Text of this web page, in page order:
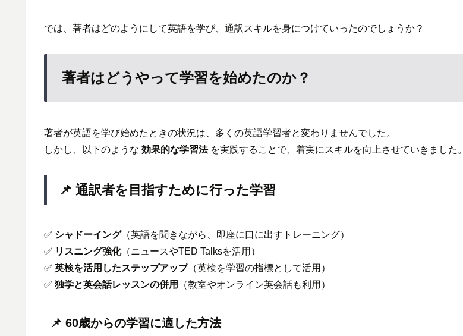
では、著者はどのようにして英語を学び、通訳スキルを身につけていったのでしょうか？
著者はどうやって学習を始めたのか？
著者が英語を学び始めたときの状況は、多くの英語学習者と変わりませんでした。
しかし、以下のような 効果的な学習法を実践することで、着実にスキルを向上させていきました。
📌 通訳者を目指すために行った学習
✅ シャドーイング（英語を聞きながら、即座に口に出すトレーニング）
✅ リスニング強化（ニュースやTED Talksを活用）
✅ 英検を活用したステップアップ（英検を学習の指標として活用）
✅ 独学と英会話レッスンの併用 （教室やオンライン英会話も利用）
📌 60歳からの学習に適した方法